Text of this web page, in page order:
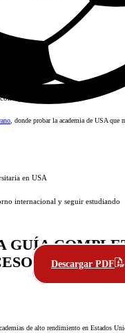
opción universitaria).
, donde probar la academia de USA
en USA
internacional y seguir estudiando
GUÍA
Descargar PDF
de alto rendimiento en Estados